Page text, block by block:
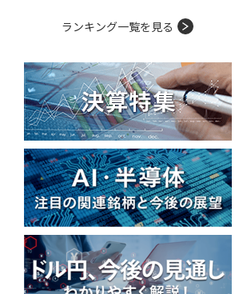
ランキング一覧を見る